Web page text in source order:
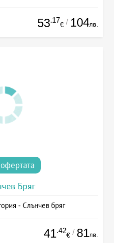
53.17
€ / 104лв.
Бряг
- Слънчев бряг
41.42
€ / 81лв.